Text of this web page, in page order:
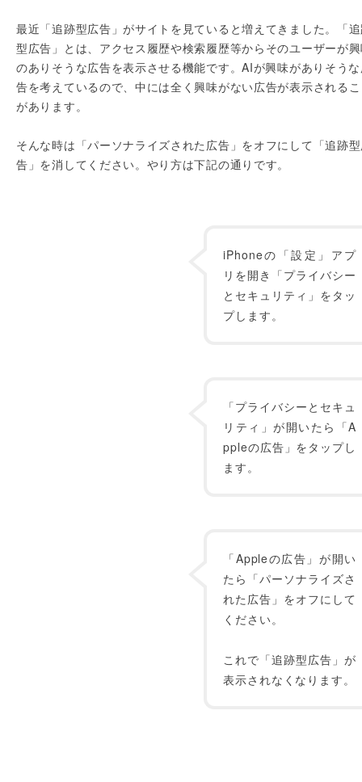
最近「追跡型広告」がサイトを見ていると増えてきました。「
型広告」とは、アクセス履歴や検索履歴等からそのユーザーが
のありそうな広告を表示させる機能です。AIが興味がありそう
告を考えているので、中には全く興味がない広告が表示される
があります。
そんな時は「パーソナライズされた広告」をオフにして「追跡
告」を消してください。やり方は下記の通りです。
iPhoneの「設定」アプ
リを開き「プライバシー
とセキュリティ」をタッ
プします。
「プライバシーとセキュ
リティ」が開いたら「A
ppleの広告」をタップし
ます。
「Appleの広告」が開い
たら「パーソナライズさ
れた広告」をオフにして
ください。
これで「追跡型広告」が
表示されなくなります。